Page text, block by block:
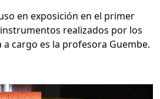
en exposición en el primer
realizados por los
cargo es la profesora Guembe.